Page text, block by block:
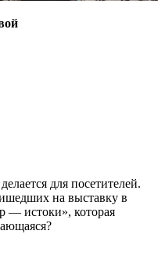
для посетителей.
на выставку в
— истоки», которая